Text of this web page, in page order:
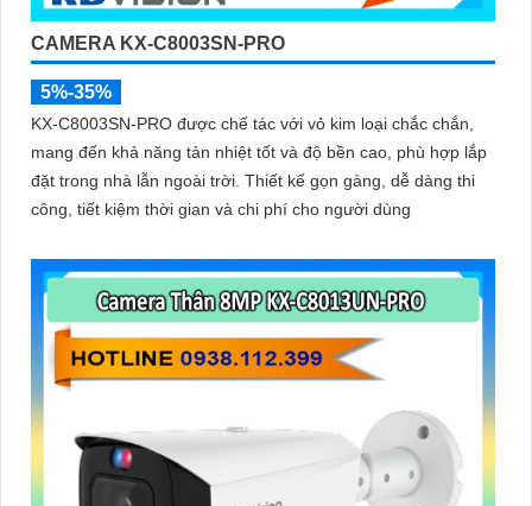
CAMERA KX-C8003SN-PRO
5%-35%
KX-C8003SN-PRO được chế tác với vỏ kim loại chắc chắn,
mang đến khả năng tản nhiệt tốt và độ bền cao, phù hợp lắp
đặt trong nhà lẫn ngoài trời. Thiết kế gọn gàng, dễ dàng thi
công, tiết kiệm thời gian và chi phí cho người dùng